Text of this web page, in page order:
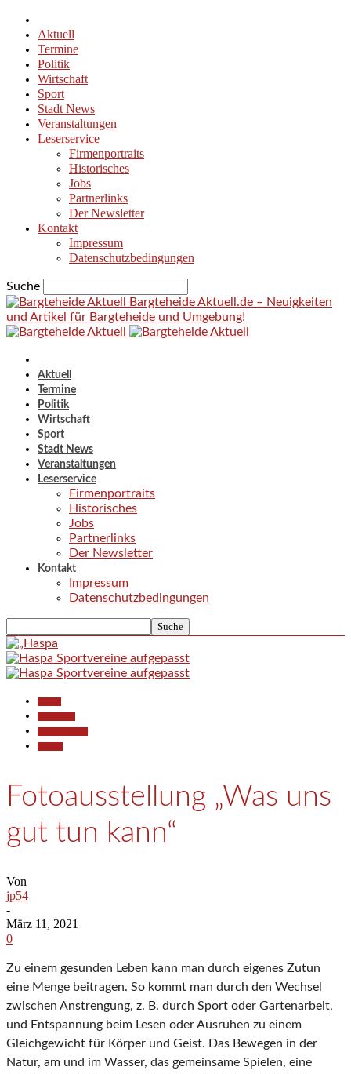
Aktuell
Termine
Politik
Wirtschaft
Sport
Stadt News
Veranstaltungen
Leserservice
Firmenportraits
Historisches
Jobs
Partnerlinks
Der Newsletter
Kontakt
Impressum
Datenschutzbedingungen
Suche
Bargteheide Aktuell.de – Neuigkeiten
und Artikel für Bargteheide und Umgebung!
Aktuell
Termine
Politik
Wirtschaft
Sport
Stadt News
Veranstaltungen
Leserservice
Firmenportraits
Historisches
Jobs
Partnerlinks
Der Newsletter
Kontakt
Impressum
Datenschutzbedingungen
Fotoausstellung „Was uns
gut tun kann“
Von
jp54
-
März 11, 2021
0
Zu einem gesunden Leben kann man durch eigenes Zutun
eine Menge beitragen. So kommt man durch den Wechsel
zwischen Anstrengung, z. B. durch Sport oder Gartenarbeit,
und Entspannung beim Lesen oder Ausruhen zu einem
Gleichgewicht für Körper und Geist. Das Bewegen in der
Natur, am und im Wasser, das gemeinsame Spielen, eine